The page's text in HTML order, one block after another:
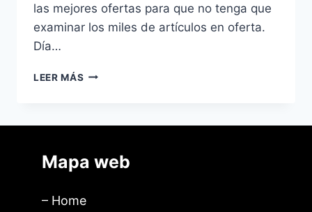
las mejores ofertas para que no tenga que
examinar los miles de artículos en oferta.
Día…
LEER MÁS
Mapa web
– Home